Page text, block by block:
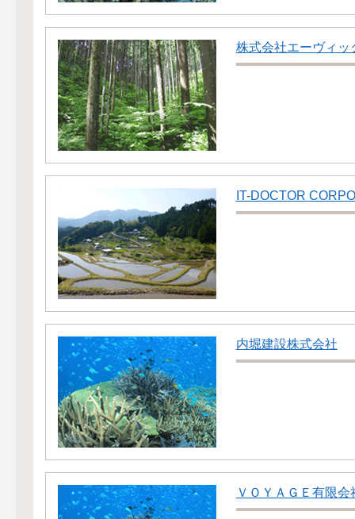
株式会社エーヴィッ
IT-DOCTOR
内堀建設株式会社
ＶＯＹＡＧＥ有限会